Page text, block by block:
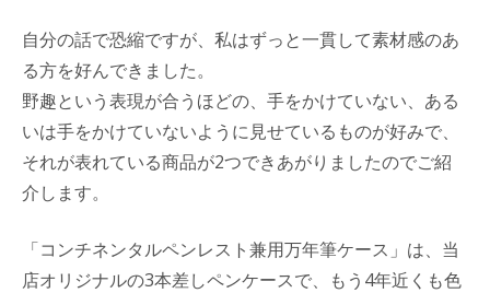
自分の話で恐縮ですが、私はずっと一貫して素材感のあ
る方を好んできました。
野趣という表現が合うほどの、手をかけていない、ある
いは手をかけていないように見せているものが好みで、
それが表れている商品が2つできあがりましたのでご紹
介します。
「コンチネンタルペンレスト兼用万年筆ケース」は、当
店オリジナルの3本差しペンケースで、もう4年近くも色